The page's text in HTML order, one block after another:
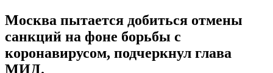
Москва пытается добиться отмены
санкций на фоне борьбы с
коронавирусом, подчеркнул глава
МИД.